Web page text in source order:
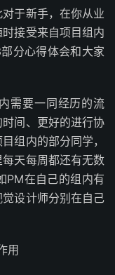
于新手，在你从业
接受来自项目组内
分心得体会和大家
需要一同经历的流
间、更好的进行协
组内的部分同学，
天每周都还有无数
PM在自己的组内有
设计师分别在自己
用